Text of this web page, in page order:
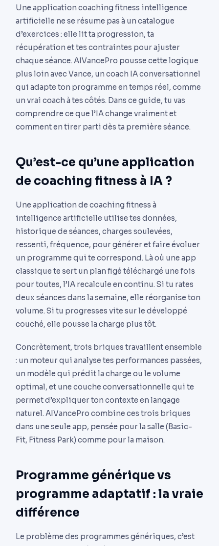
Une application coaching fitness intelligence
artificielle ne se résume pas à un catalogue
d’exercices : elle lit ta progression, ta
récupération et tes contraintes pour ajuster
chaque séance. AIVancePro pousse cette logique
plus loin avec Vance, un coach IA conversationnel
qui adapte ton programme en temps réel, comme
un vrai coach à tes côtés. Dans ce guide, tu vas
comprendre ce que l’IA change vraiment et
comment en tirer parti dès ta première séance.
Qu’est-ce qu’une application
de coaching fitness à IA ?
Une application de coaching fitness à
intelligence artificielle utilise tes données,
historique de séances, charges soulevées,
ressenti, fréquence, pour générer et faire évoluer
un programme qui te correspond. Là où une app
classique te sert un plan figé téléchargé une fois
pour toutes, l’IA recalcule en continu. Si tu rates
deux séances dans la semaine, elle réorganise ton
volume. Si tu progresses vite sur le développé
couché, elle pousse la charge plus tôt.
Concrètement, trois briques travaillent ensemble
: un moteur qui analyse tes performances passées,
un modèle qui prédit la charge ou le volume
optimal, et une couche conversationnelle qui te
permet d’expliquer ton contexte en langage
naturel. AIVancePro combine ces trois briques
dans une seule app, pensée pour la salle (Basic-
Fit, Fitness Park) comme pour la maison.
Programme générique vs
programme adaptatif : la vraie
différence
Le problème des programmes génériques, c’est